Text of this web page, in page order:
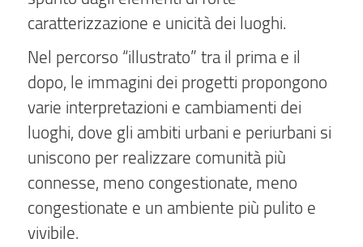
caratterizzazione e unicità dei luoghi.
Nel percorso “illustrato” tra il prima e il
dopo, le immagini dei progetti propongono
varie interpretazioni e cambiamenti dei
luoghi, dove gli ambiti urbani e periurbani si
uniscono per realizzare comunità più
connesse, meno congestionate, meno
congestionate e un ambiente più pulito e
vivibile.